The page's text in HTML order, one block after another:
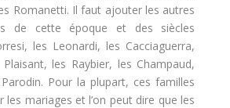
Romanetti. Il faut ajouter les autres
de cette époque et des siècles
les Leonardi, les Cacciaguerra,
les Raybier, les Champaud,
Pour la plupart, ces familles
les mariages et l’on peut dire que les